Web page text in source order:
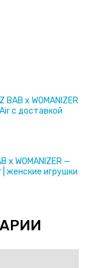
BAB x WOMANIZER
с доставкой
x WOMANIZER —
| женские игрушки